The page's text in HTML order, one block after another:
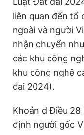
liên quan đến tổ
ngoài và người
nhận chuyển
các khu công
khu công nghệ
đai 2024).
Khoản d Điều
định người gốc